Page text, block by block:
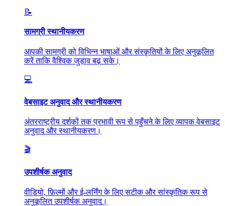
📝
सामग्री स्थानीयकरण
आपकी सामग्री को विभिन्न भाषाओं और संस्कृतियों के लिए अनुकूलित
करें ताकि वैश्विक जुड़ाव बढ़ सके।
💻
वेबसाइट अनुवाद और स्थानीयकरण
अंतरराष्ट्रीय दर्शकों तक प्रभावी रूप से पहुँचने के लिए व्यापक वेबसाइट
अनुवाद और स्थानीयकरण।
🎬
उपशीर्षक अनुवाद
वीडियो, फ़िल्मों और ई-लर्निंग के लिए सटीक और सांस्कृतिक रूप से
अनुकूलित उपशीर्षक अनुवाद।